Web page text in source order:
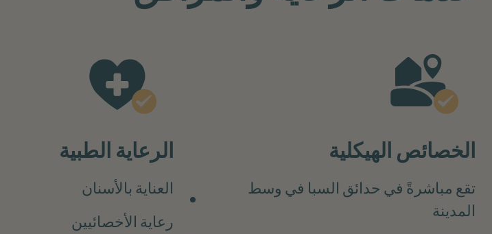
الخصائص الهيكلية
تقع مباشرةً في حدائق السبا في وسط
المدينة
الرعاية الطبية
العناية بالأسنان
رعاية الأخصائيين